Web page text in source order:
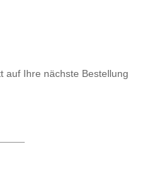
auf Ihre nächste Bestellung